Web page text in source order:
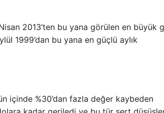
2013’ten bu yana görülen en büyük
1999’dan bu yana en güçlü aylık
içinde %30’dan fazla değer kaybeden